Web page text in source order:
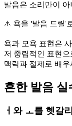
발음은 소리만이
⚠️ 욕을 '발음 드릴'
욕과 모욕 표현은
저 중립적인 표현
맥락과 절제로 배우
흔한 발음
ㅓ와 ㅗ를 헷갈